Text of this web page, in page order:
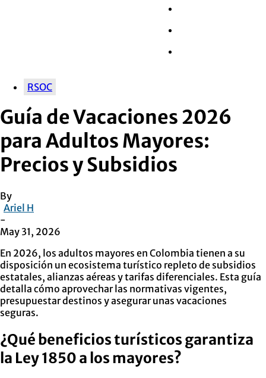
RSOC
Guía de Vacaciones 2026
para Adultos Mayores:
Precios y Subsidios
By
Ariel H
-
May 31, 2026
En 2026, los adultos mayores en Colombia tienen a su
disposición un ecosistema turístico repleto de subsidios
estatales, alianzas aéreas y tarifas diferenciales. Esta guía
detalla cómo aprovechar las normativas vigentes,
presupuestar destinos y asegurar unas vacaciones
seguras.
¿Qué beneficios turísticos garantiza
la Ley 1850 a los mayores?